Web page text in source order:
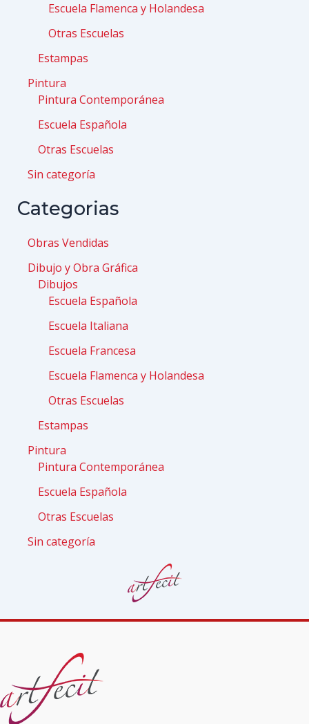
Escuela Flamenca y Holandesa
Otras Escuelas
Estampas
Pintura
Pintura Contemporánea
Escuela Española
Otras Escuelas
Sin categoría
Categorias
Obras Vendidas
Dibujo y Obra Gráfica
Dibujos
Escuela Española
Escuela Italiana
Escuela Francesa
Escuela Flamenca y Holandesa
Otras Escuelas
Estampas
Pintura
Pintura Contemporánea
Escuela Española
Otras Escuelas
Sin categoría